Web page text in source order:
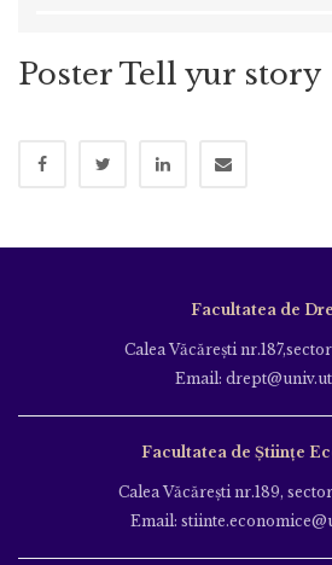
Poster Tell yur story
Facultatea de
Calea Văcăreşti
Email:
Facultatea de Științe
Calea Văcăreşti nr.189,
Email: